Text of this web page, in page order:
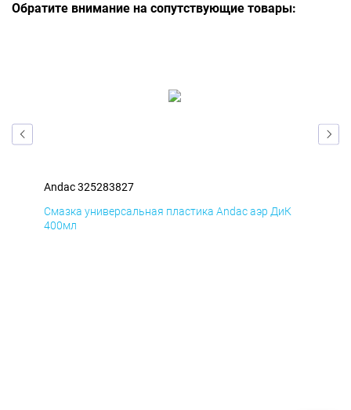
Обратите внимание на сопутствующие товары:
Andac 325283827
Смазка универсальная пластика Andac аэр ДиК
400мл